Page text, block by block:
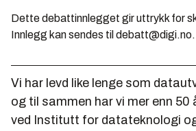
Dette debattinnlegget gir uttrykk for
Innlegg kan sendes til debatt@digi.no.
Vi har levd like lenge som
og til sammen har vi mer enn 50
ved Institutt for datateknologi